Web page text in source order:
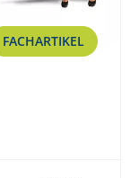
FACHARTIKEL